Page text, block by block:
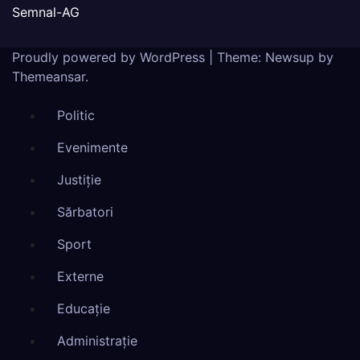
Semnal-AG
Proudly powered by WordPress
Theme: Newsup by
Themeansar.
Politic
Evenimente
Justiție
Sărbatori
Sport
Externe
Educație
Administrație